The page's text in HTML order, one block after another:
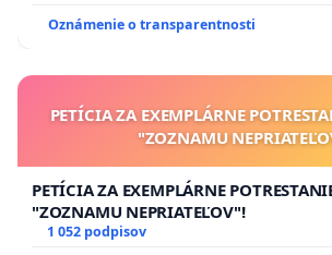
Oznámenie o transparentnosti
PETÍCIA ZA EXEMPLÁRNE
"ZOZNAMU
PETÍCIA ZA EXEMPLÁRNE
"ZOZNAMU NEPRIATEĽOV"!
1 052 podpisov